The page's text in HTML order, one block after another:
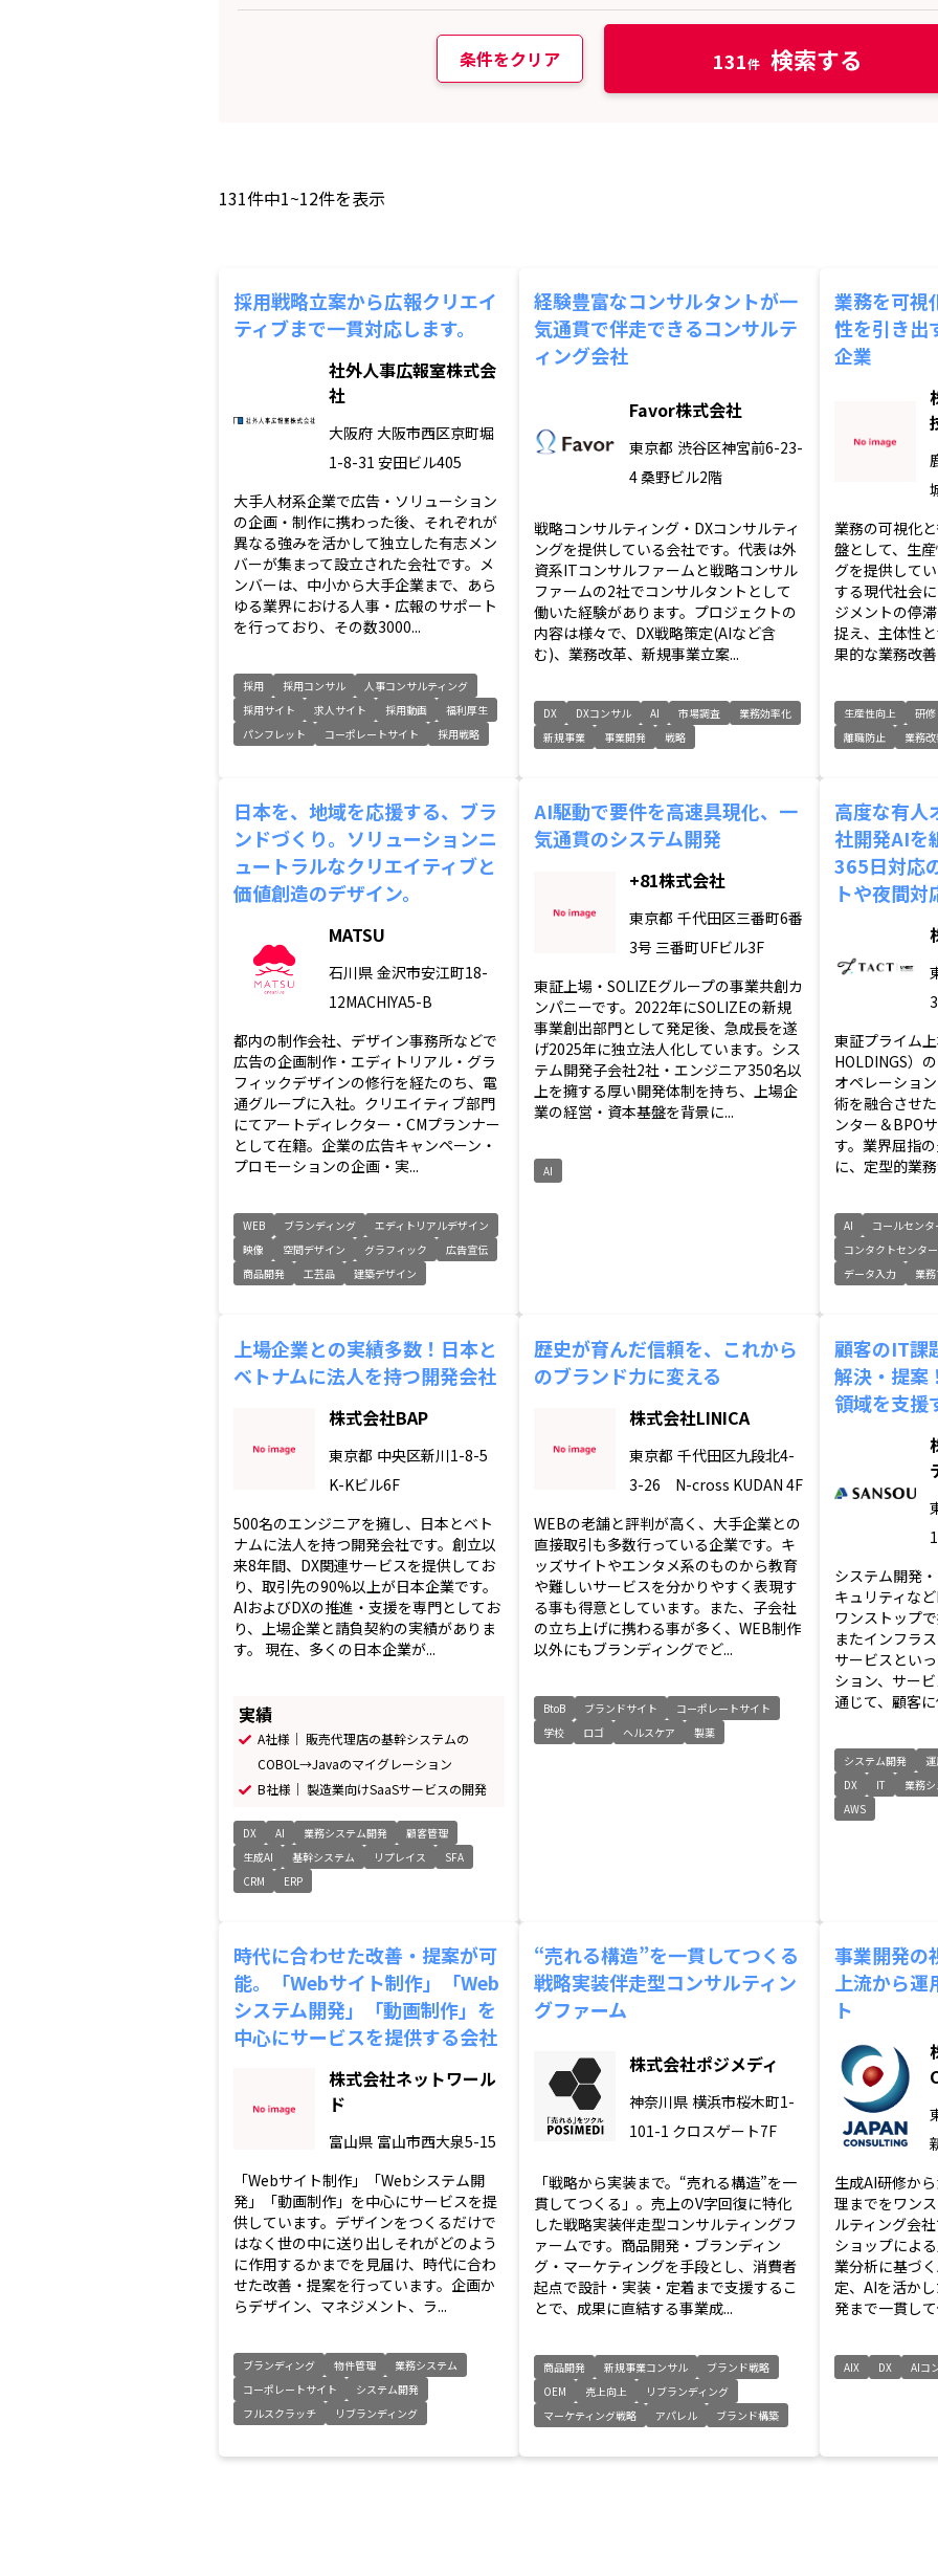
条件をクリア 131 検索する
131件中1~12件を表示
採用戦略立案から広報クリエイ
ティブまで一貫対応します。
社外人事広報室株式会
社
大阪府 大阪市西区京町堀
1-8-31 安田ビル405
大手人材系企業で広告・ソリューション
の企画・制作に携わった後、それぞれが
異なる強みを活かして独立した有志メン
バーが集まって設立された会社です。メ
ンバーは、中小から大手企業まで、あら
ゆる業界における人事・広報のサポート
を行っており、その数3000...
採用 採用コンサル
人事コンサルティング
採用サイト
求人サイト 採用動画
福利厚生
パンフレット
コーポレートサイト 採用戦略
経験豊富なコンサルタントが一
気通貫で伴走できるコンサルテ
ィング会社
Favor株式会社
東京都 渋谷区神宮前6-23-
4 桑野ビル2階
戦略コンサルティング・DXコンサルティ
ングを提供している会社です。代表は外
資系ITコンサルファームと戦略コンサル
ファームの2社でコンサルタントとして
働いた経験があります。プロジェクトの
内容は様々で、DX戦略策定(AIなど含
む)、業務改革、新規事業立案...
DX DXコンサル AI 市場調査
業務効率化
新規事業
事業開発 戦略
業務を可視
性を引き出
企業
業務の可視化
盤として、生
グを提供して
する現代社会
ジメントの停
捉え、主体性
果的な業務改
生産性向上 研修
離職防止
業務改
日本を、地域を応援する、ブラ
ンドづくり。ソリューションニ
ュートラルなクリエイティブと
価値創造のデザイン。
MATSU
石川県 金沢市安江町18-
12MACHIYA5-B
都内の制作会社、デザイン事務所などで
広告の企画制作・エディトリアル・グラ
フィックデザインの修行を経たのち、電
通グループに入社。クリエイティブ部門
にてアートディレクター・CMプランナー
として在籍。企業の広告キャンペーン・
プロモーションの企画・実...
WEB ブランディング
エディトリアルデザイン
映像
空間デザイン グラフィック
広告宣伝
商品開発
工芸品 建築デザイン
AI駆動で要件を高速具現化、一
気通貫のシステム開発
+81株式会社
東京都 千代田区三番町6番
3号 三番町UFビル3F
東証上場・SOLIZEグループの事業共創カ
ンパニーです。2022年にSOLIZEの新規
事業創出部門として発足後、急成長を遂
げ2025年に独立法人化しています。シス
テム開発子会社2社・エンジニア350名以
上を擁する厚い開発体制を持ち、上場企
業の経営・資本基盤を背景に...
AI
高度な有人
社開発AIを
365日対応
トや夜間対
東証プライム
HOLDINGS）
オペレーショ
術を融合させ
ンター＆BPO
す。業界屈指
に、定型的業
AI コールセンタ
コンタクトセンター
データ入力
業
上場企業との実績多数！日本と
ベトナムに法人を持つ開発会社
株式会社BAP
東京都 中央区新川1-8-5
K-Kビル6F
500名のエンジニアを擁し、日本とベト
ナムに法人を持つ開発会社です。創立以
来8年間、DX関連サービスを提供してお
り、取引先の90%以上が日本企業です。
AIおよびDXの推進・支援を専門としてお
り、上場企業と請負契約の実績がありま
す。 現在、多くの日本企業が...
実績
A社様｜ 販売代理店の基幹システムの
COBOL→Javaのマイグレーション
B社様｜ 製造業向けSaaSサービスの開発
DX AI 業務システム開発
顧客管理
生成AI
基幹システム リプレイス
SFA
CRM
ERP
歴史が育んだ信頼を、これから
のブランド力に変える
株式会社LINICA
東京都 千代田区九段北4-
3-26 N-cross KUDAN 4F
WEBの老舗と評判が高く、大手企業との
直接取引も多数行っている企業です。キ
ッズサイトやエンタメ系のものから教育
や難しいサービスを分かりやすく表現す
る事も得意としています。また、子会社
の立ち上げに携わる事が多く、WEB制作
以外にもブランディングでど...
BtoB ブランドサイト
コーポレートサイト
学校
ロゴ ヘルスケア 製薬
顧客のIT課
解決・提案
領域を支援
システム開発
キュリティな
ワンストップ
またインフラ
サービスとい
ション、サー
通じて、顧客
システム開発
DX
IT 業務
AWS
時代に合わせた改善・提案が可
能。「Webサイト制作」「Web
システム開発」「動画制作」を
中心にサービスを提供する会社
株式会社ネットワール
ド
富山県 富山市西大泉5-15
「Webサイト制作」「Webシステム開
発」「動画制作」を中心にサービスを提
供しています。デザインをつくるだけで
はなく世の中に送り出しそれがどのよう
に作用するかまでを見届け、時代に合わ
せた改善・提案を行っています。企画か
らデザイン、マネジメント、ラ...
ブランディング 物件管理
業務システム
コーポレートサイト
システム開発
フルスクラッチ
リブランディング
“売れる構造”を一貫してつくる
戦略実装伴走型コンサルティン
グファーム
株式会社ポジメディ
神奈川県 横浜市桜木町1-
101-1 クロスゲート7F
「戦略から実装まで。“売れる構造”を一
貫してつくる」。売上のV字回復に特化
した戦略実装伴走型コンサルティングフ
ァームです。商品開発・ブランディン
グ・マーケティングを手段とし、消費者
起点で設計・実装・定着まで支援するこ
とで、成果に直結する事業成...
商品開発 新規事業コンサル
ブランド戦略
OEM
売上向上
リブランディング
マーケティング戦略
アパレル ブランド構築
事業開発の
上流から運
ト
生成AI研修か
理までをワン
ルティング会
ショップによ
業分析に基づ
定、AIを活か
発まで一貫し
AIX DX AIコ